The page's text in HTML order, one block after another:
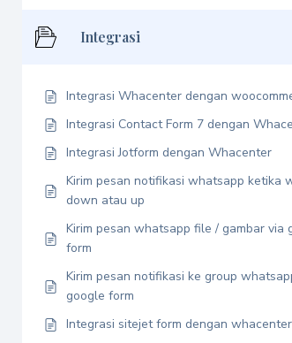
Integrasi
Integrasi Whacenter dengan
Integrasi Contact Form 7 dengan
Integrasi Jotform dengan Whacenter
Kirim pesan notifikasi whatsapp ketika
down atau up
Kirim pesan whatsapp file / gambar via
form
Kirim pesan notifikasi ke group
google form
Integrasi sitejet form dengan whacenter